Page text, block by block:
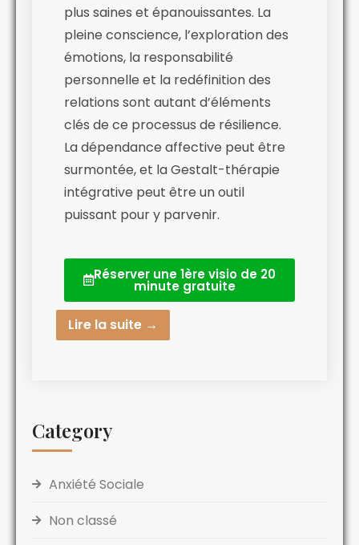
plus saines et épanouissantes. La
pleine conscience, l’exploration des
émotions, la responsabilité
personnelle et la redéfinition des
relations sont autant d’éléments
clés de ce processus de résilience.
La dépendance affective peut être
surmontée, et la Gestalt-thérapie
intégrative peut être un outil
puissant pour y parvenir.
Réserver une 1ère visio de 20
minute gratuite
Lire la suite →
Category
Anxiété Sociale
Non classé